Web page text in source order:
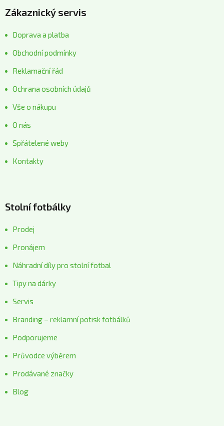
Zákaznický servis
Doprava a platba
Obchodní podmínky
Reklamační řád
Ochrana osobních údajů
Vše o nákupu
O nás
Spřátelené weby
Kontakty
Stolní fotbálky
Prodej
Pronájem
Náhradní díly pro stolní fotbal
Tipy na dárky
Servis
Branding – reklamní potisk fotbálků
Podporujeme
Průvodce výběrem
Prodávané značky
Blog